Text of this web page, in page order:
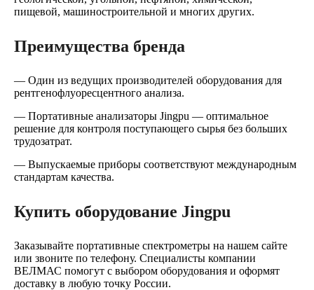
пищевой, машиностроительной и многих других.
Преимущества бренда
— Один из ведущих производителей оборудования для
рентгенофлуоресцентного анализа.
— Портативные анализаторы Jingpu — оптимальное
решение для контроля поступающего сырья без больших
трудозатрат.
— Выпускаемые приборы соответствуют международным
стандартам качества.
Купить оборудование Jingpu
Заказывайте портативные спектрометры на нашем сайте
или звоните по телефону. Специалисты компании
ВЕЛМАС помогут с выбором оборудования и оформят
доставку в любую точку России.